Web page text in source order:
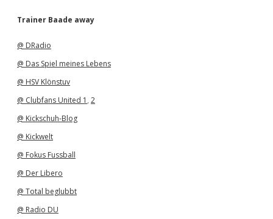
h
Trainer Baade away
@ DRadio
@ Das Spiel meines Lebens
@ HSV Klönstuv
@ Clubfans United 1 , 2
@ Kickschuh-Blog
@ Kickwelt
@ Fokus Fussball
@ Der Libero
@ Total beglubbt
@ Radio DU